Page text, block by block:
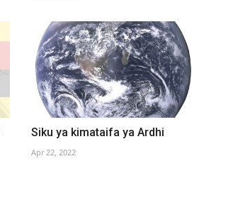
Siku ya kimataifa ya Ardhi
Apr 22, 2022